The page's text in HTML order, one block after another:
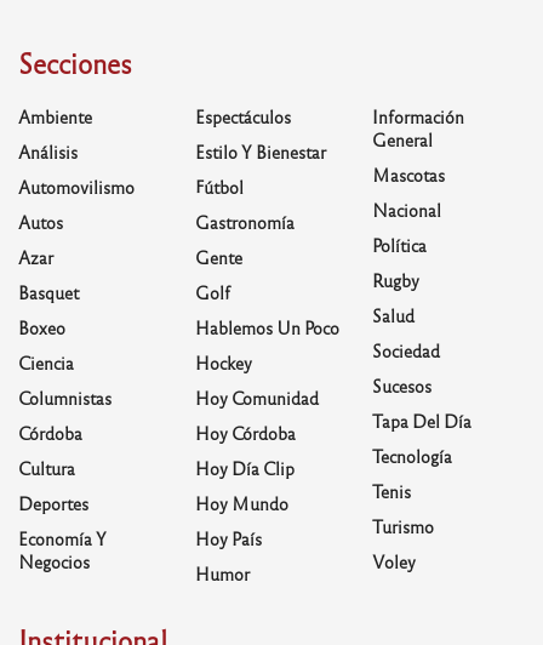
Secciones
Ambiente
Análisis
Automovilismo
Autos
Azar
Basquet
Boxeo
Ciencia
Columnistas
Córdoba
Cultura
Deportes
Economía Y
Negocios
Espectáculos
Estilo Y Bienestar
Fútbol
Gastronomía
Gente
Golf
Hablemos Un Poco
Hockey
Hoy Comunidad
Hoy Córdoba
Hoy Día Clip
Hoy Mundo
Hoy País
Humor
Información
General
Mascotas
Nacional
Política
Rugby
Salud
Sociedad
Sucesos
Tapa Del Día
Tecnología
Tenis
Turismo
Voley